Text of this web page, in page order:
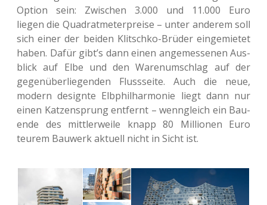
Option sein: Zwi­schen 3.000 und 11.000 Euro
liegen die Qua­drat­me­ter­prei­se – unter ande­rem soll
sich einer der beiden Klit­sch­ko-Brüder ein­ge­mie­tet
haben. Dafür gibt’s dann einen ange­mes­se­nen Aus­
blick auf Elbe und den Waren­um­schlag auf der
gegen­über­lie­gen­den Fluss­sei­te. Auch die neue,
modern design­te Elb­phil­har­mo­nie liegt dann nur
einen Kat­zen­sprung ent­fernt – wenn­gleich ein Bau­
en­de des mitt­ler­wei­le knapp 80 Mil­lio­nen Euro
teurem Bau­werk aktu­ell nicht in Sicht ist.